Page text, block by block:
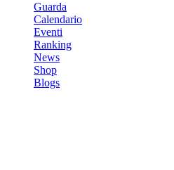
Guarda
Calendario
Eventi
Ranking
News
Shop
Blogs